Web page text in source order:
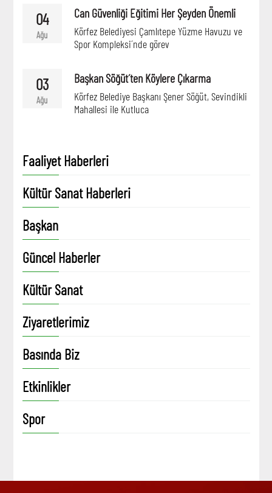
04
Ağu
Can Güvenliği Eğitimi Her Şeyden Önemli
Körfez Belediyesi Çamlıtepe Yüzme Havuzu ve
Spor Kompleksi´nde görev
03
Ağu
Başkan Söğüt´ten Köylere Çıkarma
Körfez Belediye Başkanı Şener Söğüt, Sevindikli
Mahallesi ile Kutluca
Faaliyet Haberleri
Kültür Sanat Haberleri
Başkan
Güncel Haberler
Kültür Sanat
Ziyaretlerimiz
Basında Biz
Etkinlikler
Spor